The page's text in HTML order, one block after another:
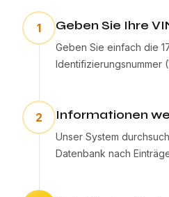
1 Geben Sie Ihre
Geben Sie einfach die
Identifizierungsnummer
2 Informationen
Unser System
Datenbank nach